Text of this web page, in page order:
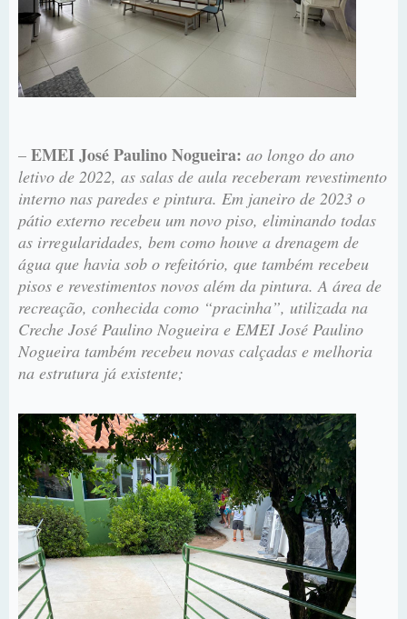
– EMEI José Paulino Nogueira: ao longo do ano
letivo de 2022, as salas de aula receberam revestimento
interno nas paredes e pintura. Em janeiro de 2023 o
pátio externo recebeu um novo piso, eliminando todas
as irregularidades, bem como houve a drenagem de
água que havia sob o refeitório, que também recebeu
pisos e revestimentos novos além da pintura. A área de
recreação, conhecida como “pracinha”, utilizada na
Creche José Paulino Nogueira e EMEI José Paulino
Nogueira também recebeu novas calçadas e melhoria
na estrutura já existente;